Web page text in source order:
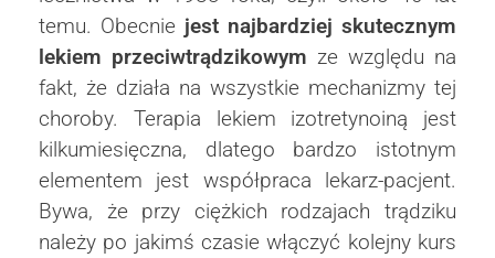
temu. Obecnie jest najbardziej skutecznym
lekiem przeciwtrądzikowym ze względu na
fakt, że działa na wszystkie mechanizmy tej
choroby. Terapia lekiem izotretynoiną jest
kilkumiesięczna, dlatego bardzo istotnym
elementem jest współpraca lekarz-pacjent.
Bywa, że przy ciężkich rodzajach trądziku
należy po jakimś czasie włączyć kolejny kurs